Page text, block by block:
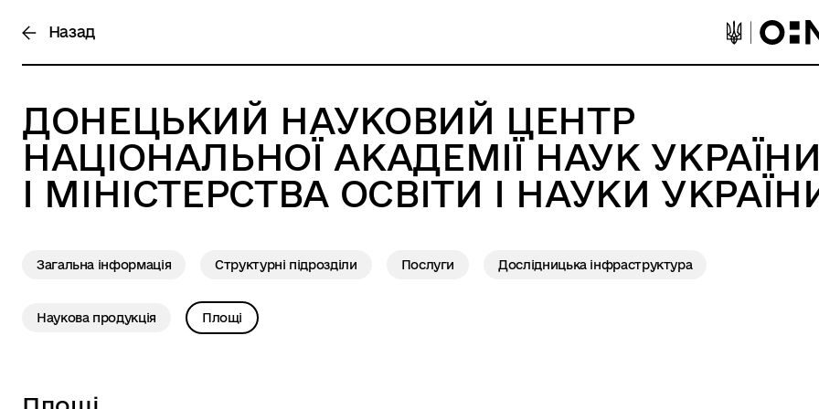
Назад
ДОНЕЦЬКИЙ НАУКОВИЙ ЦЕНТР
НАЦІОНАЛЬНОЇ АКАДЕМІЇ НАУК
І МІНІСТЕРСТВА ОСВІТИ І НАУКИ
Загальна інформація Структурні підрозділи Послуги Дослідницька інфраструктура
Наукова продукція Площі